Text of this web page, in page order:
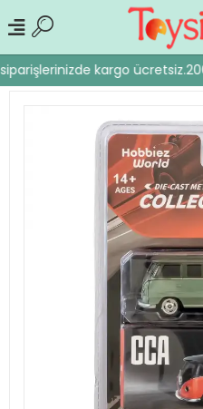
kargo ücretsiz.